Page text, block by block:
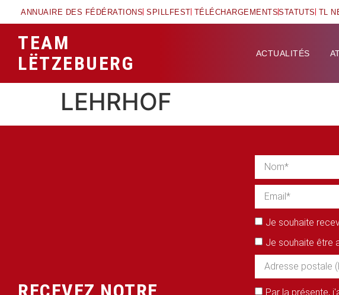
ANNUAIRE DES FÉDÉRATIONS SPILLFEST TÉLÉCHARGEMENTSSTATUTS TL
TEAM
LËTZEBUERG
ACTUALITÉS
LEHRHOF
Je souhaite
Je souhaite être
Par la présente,